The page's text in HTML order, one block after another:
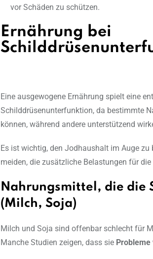
vor Schäden zu schützen.
Ernährung bei
Eine ausgewogene Ernährung spielt eine
Schilddrüsenunterfunktion, da bestimmte
können, während andere unterstützend
Es ist wichtig, den Jodhaushalt im Auge
meiden, die zusätzliche Belastungen für
Nahrungsmittel, die die
(Milch, Soja)
Milch und Soja sind offenbar schlecht für
Manche Studien zeigen, dass sie